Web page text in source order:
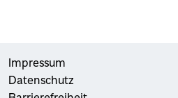
Impressum
Datenschutz